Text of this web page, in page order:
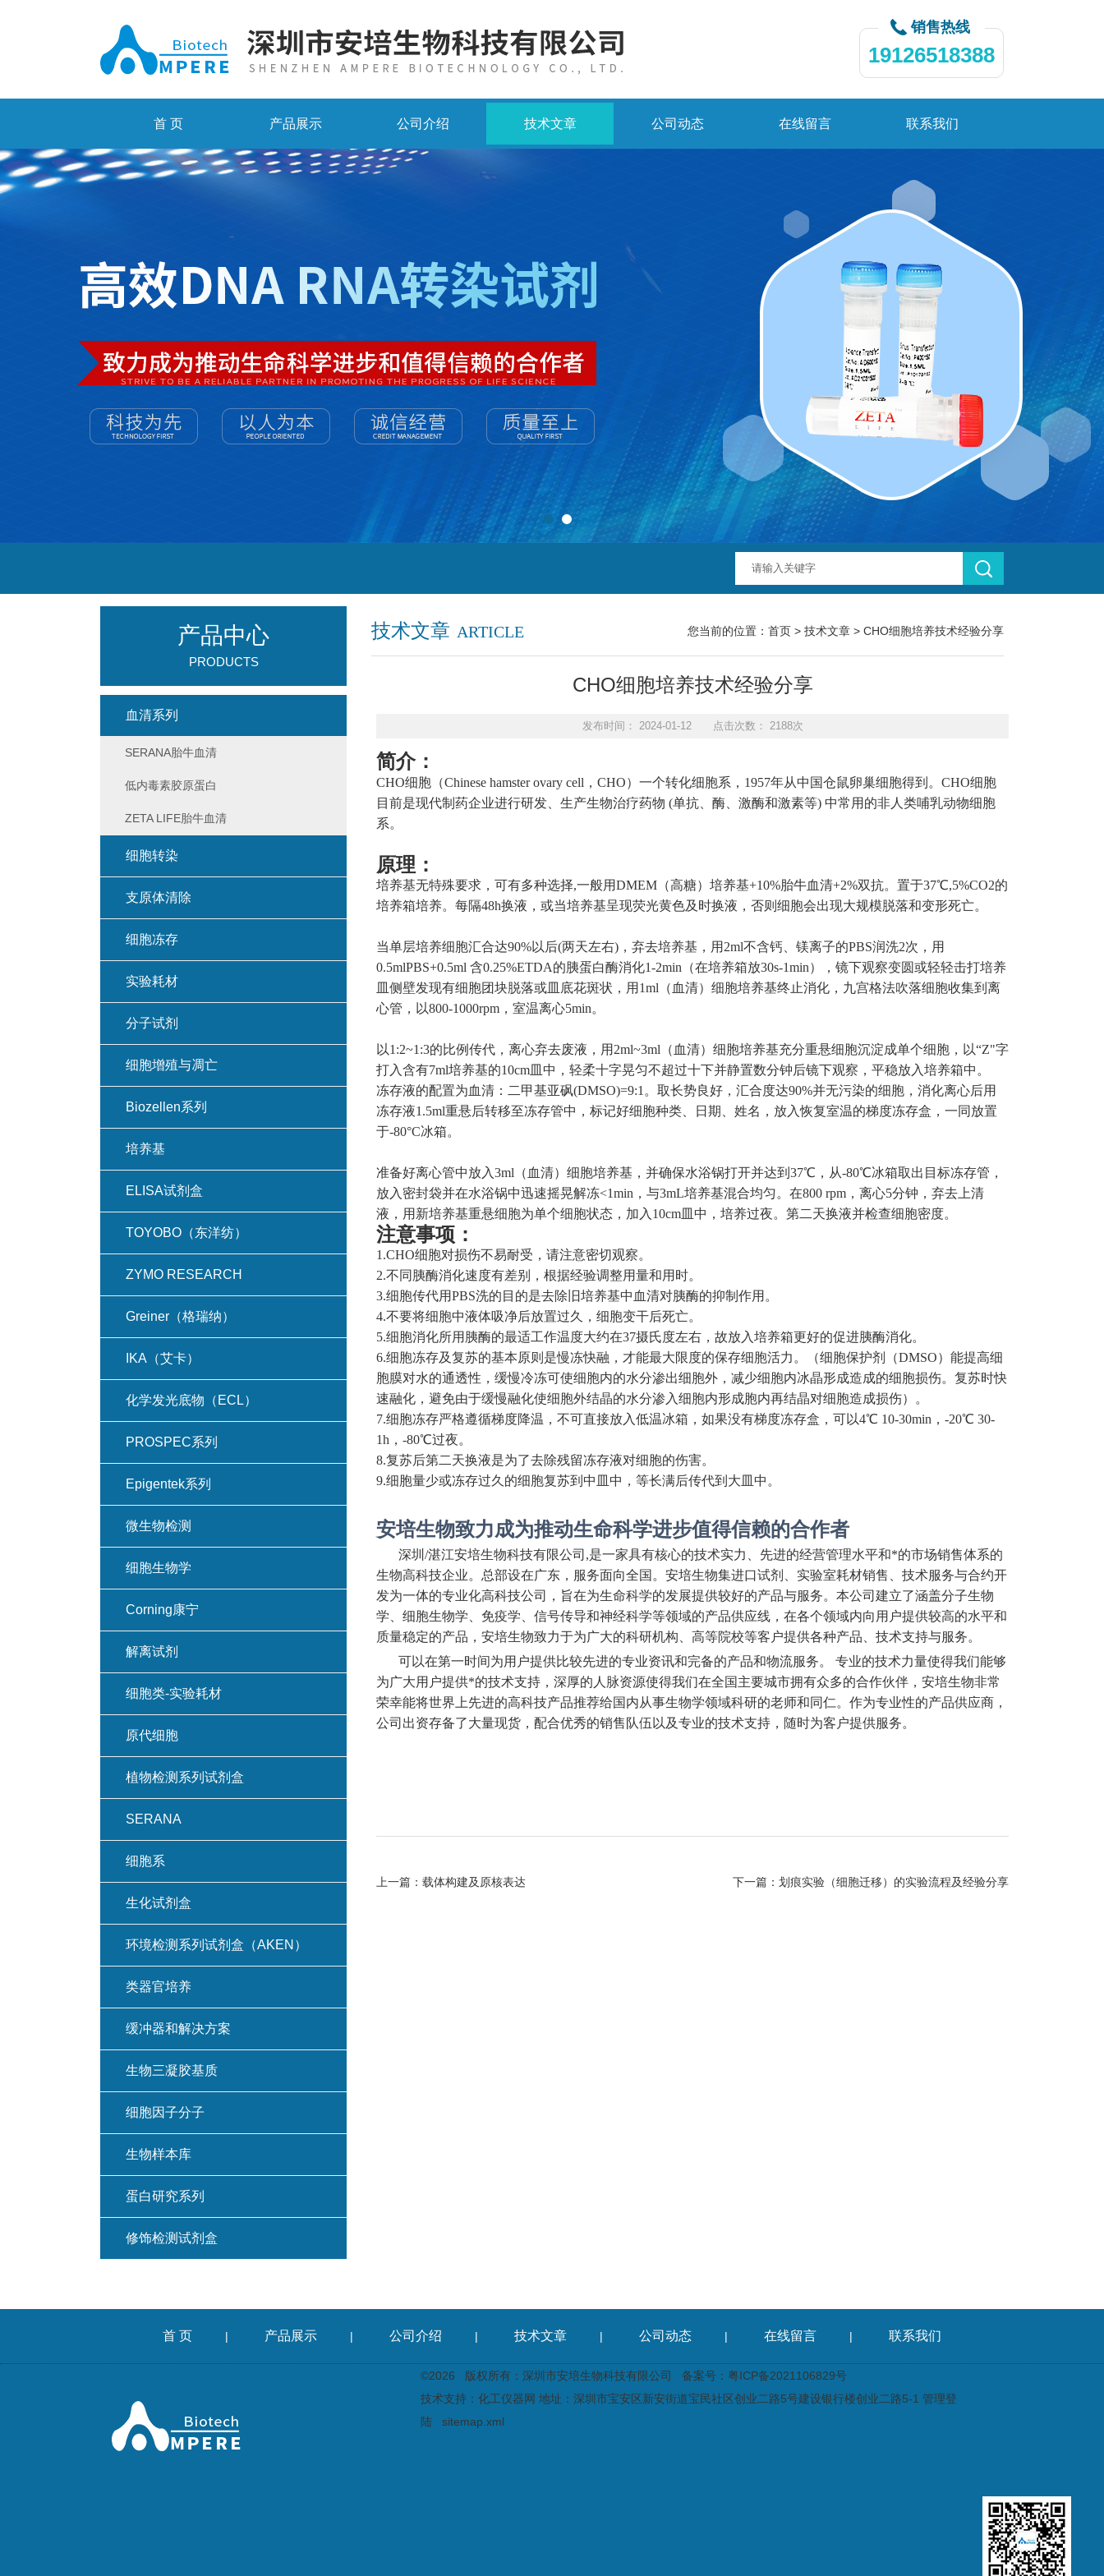
销售热线
19126518388
首 页 产品展示 公司介绍 技术文章 公司动态 在线留言 联系我们
技术文章 ARTICLE 您当前的位置： 首页 > 技术文章 > CHO细胞培养技术经验分享
CHO细胞培养技术经验分享
发布时间： 2024-01-12 点击次数： 2188次
简介：
CHO细胞（Chinese hamster ovary cell，CHO）一个转化细胞系，1957年从中国仓鼠卵巢细胞得到。CHO细胞
目前是现代制药企业进行研发、生产生物治疗药物 (单抗、酶、激酶和激素等) 中常用的非人类哺乳动物细胞
系。
原理：
培养基无特殊要求，可有多种选择,一般用DMEM（高糖）培养基+10%胎牛血清+2%双抗。置于37℃,5%CO2的
培养箱培养。每隔48h换液，或当培养基呈现荧光黄色及时换液，否则细胞会出现大规模脱落和变形死亡。
当单层培养细胞汇合达90%以后(两天左右)，弃去培养基，用2ml不含钙、镁离子的PBS润洗2次，用
0.5mlPBS+0.5ml 含0.25%ETDA的胰蛋白酶消化1-2min（在培养箱放30s-1min），镜下观察变圆或轻轻击打培养
皿侧壁发现有细胞团块脱落或皿底花斑状，用1ml （血清） 细胞培养基终止消化，九宫格法吹落细胞收集到离
心管，以800-1000rpm，室温离心5min。
以1:2~1:3的比例传代，离心弃去废液，用2ml~3ml （血清） 细胞培养基充分重悬细胞沉淀成单个细胞，以“Z"字
打入含有7ml培养基的10cm皿中，轻柔十字晃匀不超过十下并静置数分钟后镜下观察，平稳放入培养箱中。
冻存液的配置为血清：二甲基亚砜(DMSO)=9:1。取长势良好，汇合度达90%并无污染的细胞，消化离心后用
冻存液1.5ml重悬后转移至冻存管中，标记好细胞种类、日期、姓名，放入恢复室温的梯度冻存盒，一同放置
于-80°C冰箱。
准备好离心管中放入3ml （血清） 细胞培养基 ，并确保水浴锅打开并达到37℃，从-80℃冰箱取出目标冻存管，
放入密封袋并在水浴锅中迅速摇晃解冻<1min，与3mL培养基混合均匀。在800 rpm，离心5分钟，弃去上清
液，用新培养基重悬细胞为单个细胞状态，加入10cm皿中，培养过夜。第二天换液并检查细胞密度。
注意事项：
1.CHO细胞对损伤不易耐受，请注意密切观察。
2.不同胰酶消化速度有差别，根据经验调整用量和用时。
3.细胞传代用PBS洗的目的是去除旧培养基中血清对胰酶的抑制作用。
4.不要将细胞中液体吸净后放置过久，细胞变干后死亡。
5.细胞消化所用胰酶的最适工作温度大约在37摄氏度左右，故放入培养箱更好的促进胰酶消化。
6.细胞冻存及复苏的基本原则是慢冻快融，才能最大限度的保存细胞活力。（细胞保护剂（DMSO）能提高细
胞膜对水的通透性，缓慢冷冻可使细胞内的水分渗出细胞外，减少细胞内冰晶形成造成的细胞损伤。复苏时快
速融化，避免由于缓慢融化使细胞外结晶的水分渗入细胞内形成胞内再结晶对细胞造成损伤）。
7.细胞冻存严格遵循梯度降温，不可直接放入低温冰箱，如果没有梯度冻存盒，可以4℃ 10-30min，-20℃ 30-
1h，-80℃过夜。
8.复苏后第二天换液是为了去除残留冻存液对细胞的伤害。
9.细胞量少或冻存过久的细胞复苏到中皿中，等长满后传代到大皿中。
安培生物致力成为推动生命科学进步值得信赖的合作者
深圳/湛江安培生物科技有限公司,是一家具有核心的技术实力、先进的经营管理水平和*的市场销售体系的
生物高科技企业。总部设在广东，服务面向全国。安培生物集进口试剂、实验室耗材销售、技术服务与合约开
发为一体的专业化高科技公司，旨在为生命科学的发展提供较好的产品与服务。本公司建立了涵盖分子生物
学、细胞生物学、免疫学、信号传导和神经科学等领域的产品供应线，在各个领域内向用户提供较高的水平和
质量稳定的产品，安培生物致力于为广大的科研机构、高等院校等客户提供各种产品、技术支持与服务。
可以在第一时间为用户提供比较先进的专业资讯和完备的产品和物流服务。 专业的技术力量使得我们能够
为广大用户提供*的技术支持，深厚的人脉资源使得我们在全国主要城市拥有众多的合作伙伴，安培生物非常
荣幸能将世界上先进的高科技产品推荐给国内从事生物学领域科研的老师和同仁。作为专业性的产品供应商，
公司出资存备了大量现货，配合优秀的销售队伍以及专业的技术支持，随时为客户提供服务。
下一篇： 划痕实验（细胞迁移）的实验流程及经验分享
上一篇： 载体构建及原核表达
产品中心
PRODUCTS
血清系列
SERANA胎牛血清
低内毒素胶原蛋白
ZETA LIFE胎牛血清
细胞转染
支原体清除
细胞冻存
实验耗材
分子试剂
细胞增殖与凋亡
Biozellen系列
培养基
ELISA试剂盒
TOYOBO（东洋纺）
ZYMO RESEARCH
Greiner（格瑞纳）
IKA（艾卡）
化学发光底物（ECL）
PROSPEC系列
Epigentek系列
微生物检测
细胞生物学
Corning康宁
解离试剂
细胞类-实验耗材
原代细胞
植物检测系列试剂盒
SERANA
细胞系
生化试剂盒
环境检测系列试剂盒（AKEN）
类器官培养
缓冲器和解决方案
生物三凝胶基质
细胞因子分子
生物样本库
蛋白研究系列
修饰检测试剂盒
首 页 | 产品展示 | 公司介绍 | 技术文章 | 公司动态 | 在线留言 | 联系我们
©2026 版权所有：深圳市安培生物科技有限公司 备案号：粤ICP备2021106829号
技术支持： 化工仪器网 地址：深圳市宝安区新安街道宝民社区创业二路5号建设银行楼创业二路5-1 管理登
陆
sitemap.xml